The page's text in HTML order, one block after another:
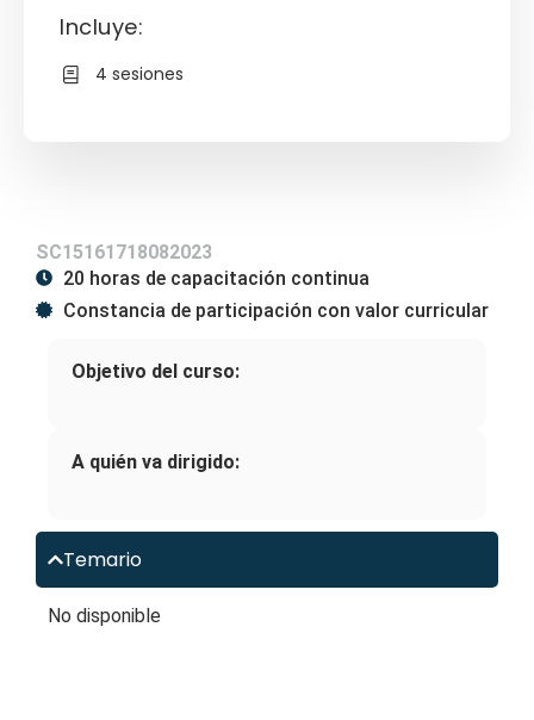
SC15161718082023
20 horas de capacitación continua
Constancia de participación con valor curricular
Objetivo del curso:
A quién va dirigido:
Temario
No disponible
Incluye:
4 sesiones